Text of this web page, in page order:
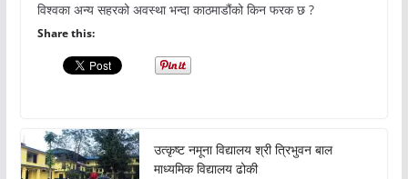
विश्वका अन्य सहरको अवस्था भन्दा काठमाडौंको किन फरक छ ?
Share this:
उत्कृष्ट नमूना विद्यालय श्री त्रिभुवन बाल
माध्यमिक विद्यालय ढोकी